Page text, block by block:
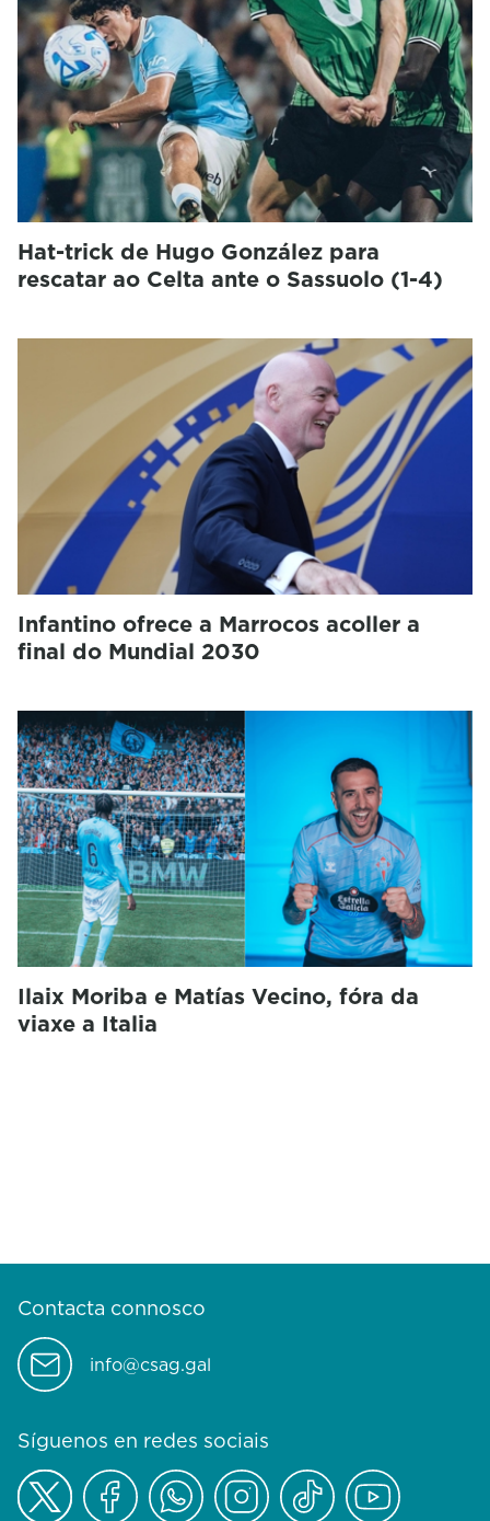
Hat-trick de Hugo González para
rescatar ao Celta ante o Sassuolo (1-4)
Infantino ofrece a Marrocos acoller a
final do Mundial 2030
Ilaix Moriba e Matías Vecino, fóra da
viaxe a Italia
Contacta connosco
info@csag.gal
Síguenos en redes sociais